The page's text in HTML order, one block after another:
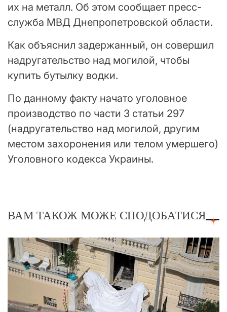
их на металл. Об этом сообщает пресс-
служба МВД Днепропетровской области.
Как объяснил задержанный, он совершил
надругательство над могилой, чтобы
купить бутылку водки.
По данному факту начато уголовное
производство по части 3 статьи 297
(надругательство над могилой, другим
местом захоронения или телом умершего)
Уголовного кодекса Украины.
ВАМ ТАКОЖ МОЖЕ СПОДОБАТИСЯ